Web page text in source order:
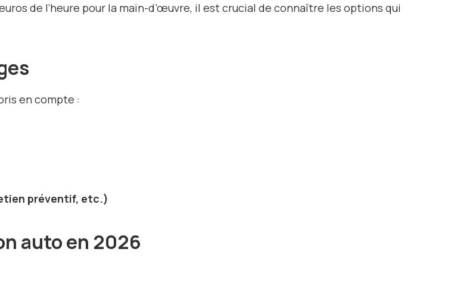
de l’heure pour la main-d’œuvre, il est crucial de connaître les options qui
en compte :
préventif, etc.)
auto en 2026